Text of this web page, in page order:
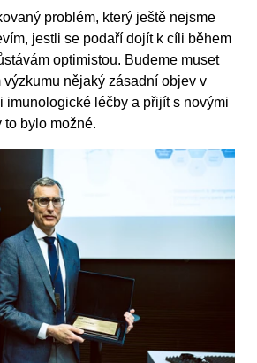
problém, který ještě nejsme
jestli se podaří dojít k cíli během
optimistou. Budeme muset
nějaký zásadní objev v
imunologické léčby a přijít s novými
bylo možné.